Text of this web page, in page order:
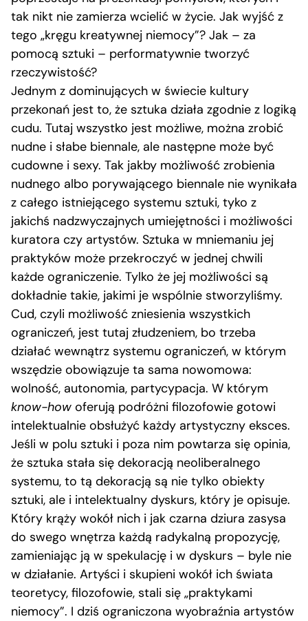
tak nikt nie zamierza wcielić w życie. Jak wyjść z
tego „kręgu kreatywnej niemocy”? Jak – za
pomocą sztuki – performatywnie tworzyć
rzeczywistość?
Jednym z dominujących w świecie kultury
przekonań jest to, że sztuka działa zgodnie z logiką
cudu. Tutaj wszystko jest możliwe, można zrobić
nudne i słabe biennale, ale następne może być
cudowne i sexy. Tak jakby możliwość zrobienia
nudnego albo porywającego biennale nie wynikała
z całego istniejącego systemu sztuki, tyko z
jakichś nadzwyczajnych umiejętności i możliwości
kuratora czy artystów. Sztuka w mniemaniu jej
praktyków może przekroczyć w jednej chwili
każde ograniczenie. Tylko że jej możliwości są
dokładnie takie, jakimi je wspólnie stworzyliśmy.
Cud, czyli możliwość zniesienia wszystkich
ograniczeń, jest tutaj złudzeniem, bo trzeba
działać wewnątrz systemu ograniczeń, w którym
wszędzie obowiązuje ta sama nowomowa:
wolność, autonomia, partycypacja. W którym
know-how oferują podróżni filozofowie gotowi
intelektualnie obsłużyć każdy artystyczny eksces.
Jeśli w polu sztuki i poza nim powtarza się opinia,
że sztuka stała się dekoracją neoliberalnego
systemu, to tą dekoracją są nie tylko obiekty
sztuki, ale i intelektualny dyskurs, który je opisuje.
Który krąży wokół nich i jak czarna dziura zasysa
do swego wnętrza każdą radykalną propozycję,
zamieniając ją w spekulację i w dyskurs – byle nie
w działanie. Artyści i skupieni wokół ich świata
teoretycy, filozofowie, stali się „praktykami
niemocy”. I dziś ograniczona wyobraźnia artystów